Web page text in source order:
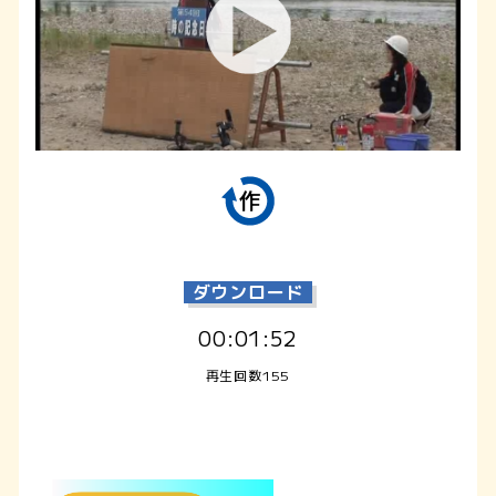
ダウンロード
00:01:52
再生回数155